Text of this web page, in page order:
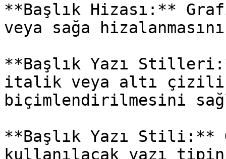
**Başlık Hizası:**
veya sağa
**Başlık Yazı
italik veya altı
biçimlendirilmesini
**Başlık Yazı Stili:**
kullanılacak yazı